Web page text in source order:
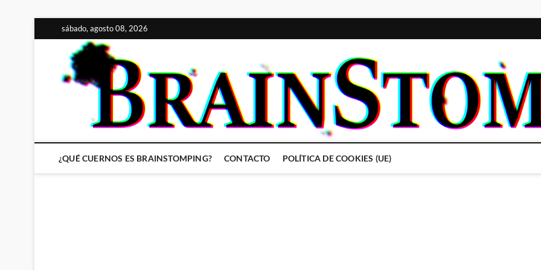
al
contenido
sábado, agosto 08, 2026
¿QUÉ CUERNOS ES BRAINSTOMPING? CONTACTO POLÍTICA DE COOKIES (UE)